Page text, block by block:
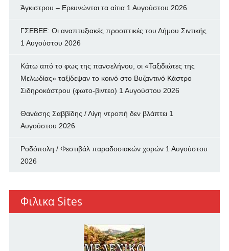
Άγκιστρου – Ερευνώνται τα αίτια 1 Αυγούστου 2026
ΓΣΕΒΕΕ: Οι αναπτυξιακές προοπτικές του Δήμου Σιντικής
1 Αυγούστου 2026
Κάτω από το φως της πανσελήνου, οι «Ταξιδιώτες της
Μελωδίας» ταξίδεψαν το κοινό στο Βυζαντινό Κάστρο
Σιδηροκάστρου (φωτο-βιντεο) 1 Αυγούστου 2026
Θανάσης Σαββίδης / Λίγη ντροπή δεν βλάπτει 1
Αυγούστου 2026
Ροδόπολη / Φεστιβάλ παραδοσιακών χορών 1 Αυγούστου
2026
Φιλικα Sites